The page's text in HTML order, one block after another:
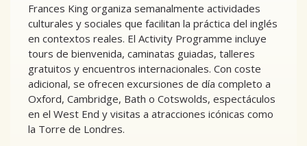
Frances King organiza semanalmente actividades
culturales y sociales que facilitan la práctica del inglés
en contextos reales. El Activity Programme incluye
tours de bienvenida, caminatas guiadas, talleres
gratuitos y encuentros internacionales. Con coste
adicional, se ofrecen excursiones de día completo a
Oxford, Cambridge, Bath o Cotswolds, espectáculos
en el West End y visitas a atracciones icónicas como
la Torre de Londres.